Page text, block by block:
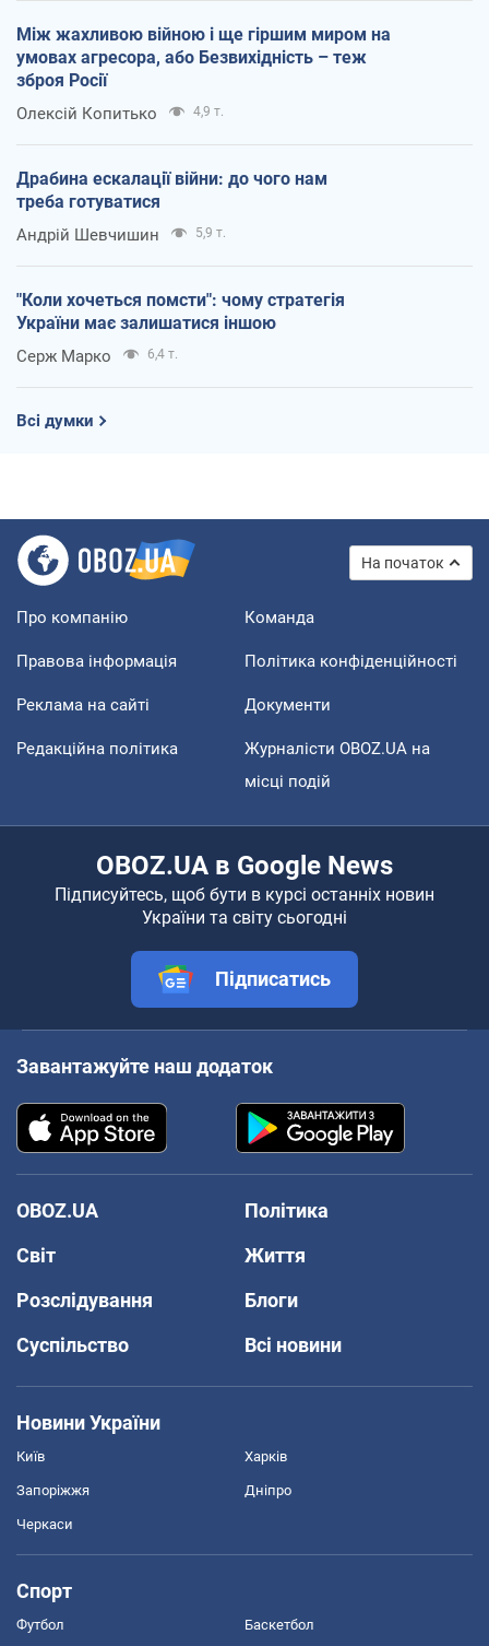
Між жахливою війною і ще гіршим миром на
умовах агресора, або Безвихідність – теж
зброя Росії
Олексій Копитько 4,9 т.
Драбина ескалації війни: до чого нам
треба готуватися
Андрій Шевчишин 5,9 т.
"Коли хочеться помсти": чому стратегія
України має залишатися іншою
Серж Марко 6,4 т.
Всі думки
На початок
Про компанію Команда
Правова інформація Політика конфіденційності
Реклама на сайті Документи
Редакційна політика
Журналісти OBOZ.UA на
місці подій
OBOZ.UA в Google News
Підписуйтесь, щоб бути в курсі останніх новин
України та світу сьогодні
Підписатись
Завантажуйте наш додаток
OBOZ.UA
Політика
Світ
Життя
Розслідування
Блоги
Суспільство
Всі новини
Новини України
Київ Харків
Запоріжжя Дніпро
Черкаси
Спорт
Футбол Баскетбол